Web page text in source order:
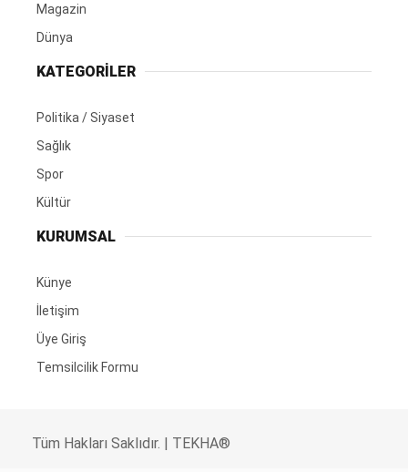
Magazin
Dünya
KATEGORİLER
Politika / Siyaset
Sağlık
Spor
Kültür
KURUMSAL
Künye
İletişim
Üye Giriş
Temsilcilik Formu
Tüm Hakları Saklıdır. | TEKHA®